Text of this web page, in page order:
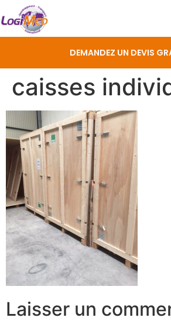
DEMANDEZ UN DEVIS
caisses
Laisser un